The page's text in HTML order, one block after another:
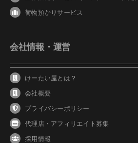
荷物預かりサービス
会社情報・運営
けーたい屋とは？
会社概要
プライバシーポリシー
代理店・アフィリエイト募集
採用情報